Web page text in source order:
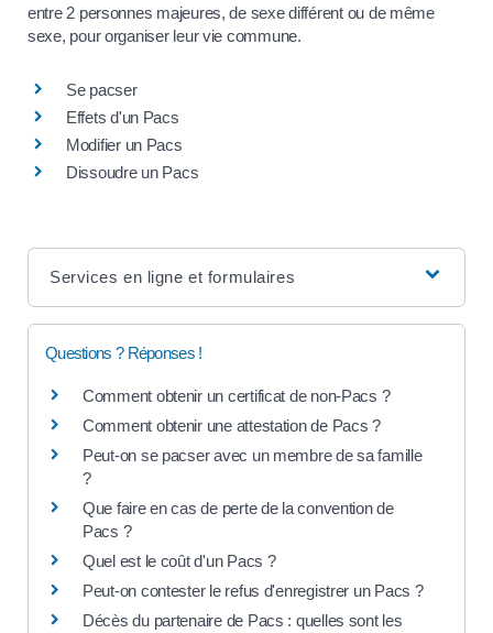
entre 2 personnes majeures, de sexe différent ou de même
sexe, pour organiser leur vie commune.
Se pacser
Effets d'un Pacs
Modifier un Pacs
Dissoudre un Pacs
Services en ligne et formulaires
Questions ? Réponses !
Comment obtenir un certificat de non-Pacs ?
Comment obtenir une attestation de Pacs ?
Peut-on se pacser avec un membre de sa famille
?
Que faire en cas de perte de la convention de
Pacs ?
Quel est le coût d'un Pacs ?
Peut-on contester le refus d'enregistrer un Pacs ?
Décès du partenaire de Pacs : quelles sont les